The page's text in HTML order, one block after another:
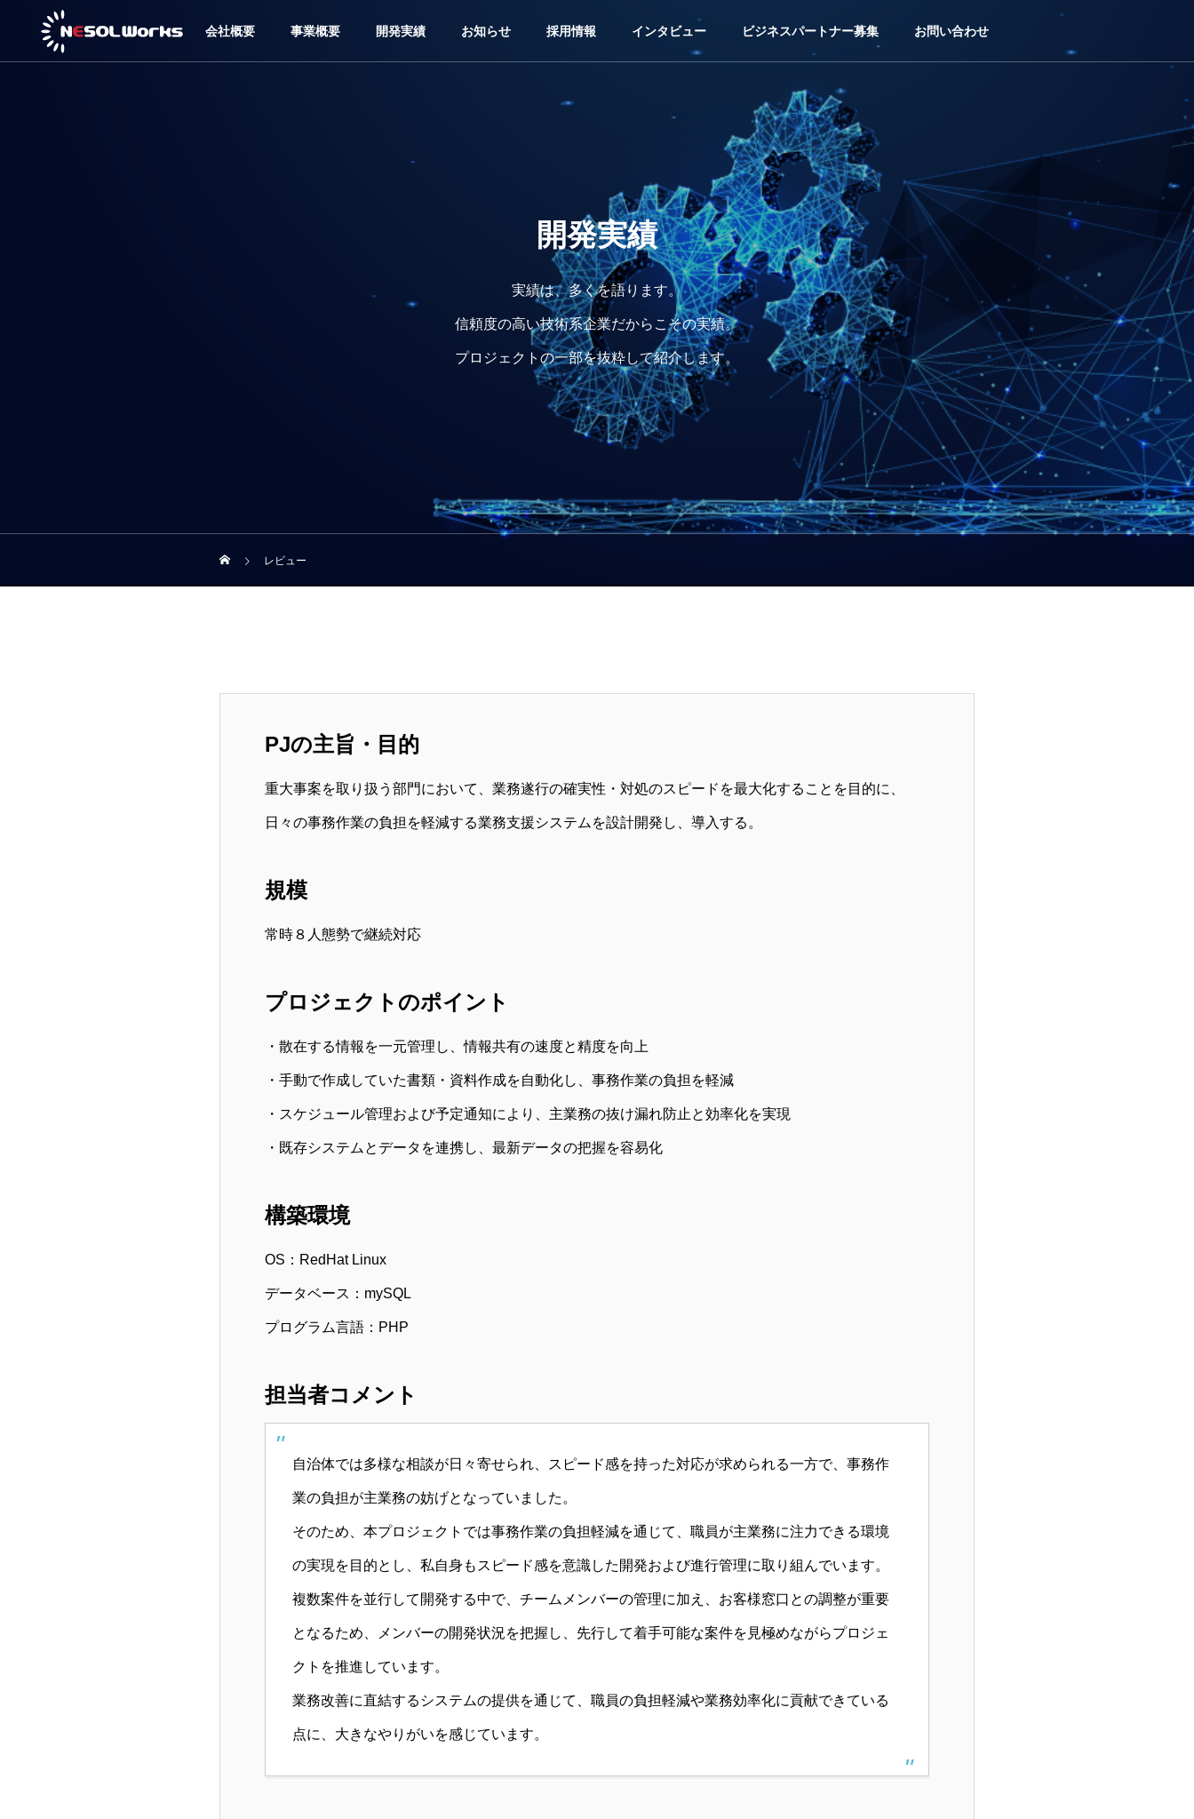
会社概要 事業概要 開発実績 お知らせ 採用情報 インタビュー ビジネスパートナー募集 お問い合わせ
開発実績
実績は、多くを語ります。
信頼度の高い技術系企業だからこその実績。
プロジェクトの一部を抜粋して紹介します。
レビュー
PJの主旨・目的
重大事案を取り扱う部門において、業務遂行の確実性・対処のスピードを最大化することを目的に、
日々の事務作業の負担を軽減する業務支援システムを設計開発し、導入する。
規模
常時８人態勢で継続対応
プロジェクトのポイント
・散在する情報を一元管理し、情報共有の速度と精度を向上
・手動で作成していた書類・資料作成を自動化し、事務作業の負担を軽減
・スケジュール管理および予定通知により、主業務の抜け漏れ防止と効率化を実現
・既存システムとデータを連携し、最新データの把握を容易化
構築環境
OS：RedHat Linux
データベース：mySQL
プログラム言語：PHP
担当者コメント
自治体では多様な相談が日々寄せられ、スピード感を持った対応が求められる一方で、事務作
業の負担が主業務の妨げとなっていました。
そのため、本プロジェクトでは事務作業の負担軽減を通じて、職員が主業務に注力できる環境
の実現を目的とし、私自身もスピード感を意識した開発および進行管理に取り組んでいます。
複数案件を並行して開発する中で、チームメンバーの管理に加え、お客様窓口との調整が重要
となるため、メンバーの開発状況を把握し、先行して着手可能な案件を見極めながらプロジェ
クトを推進しています。
業務改善に直結するシステムの提供を通じて、職員の負担軽減や業務効率化に貢献できている
点に、大きなやりがいを感じています。